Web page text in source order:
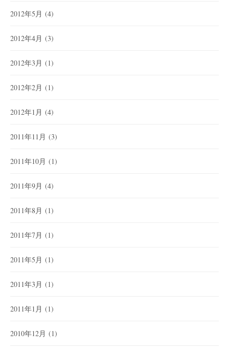
2012年5月 (4)
2012年4月 (3)
2012年3月 (1)
2012年2月 (1)
2012年1月 (4)
2011年11月 (3)
2011年10月 (1)
2011年9月 (4)
2011年8月 (1)
2011年7月 (1)
2011年5月 (1)
2011年3月 (1)
2011年1月 (1)
2010年12月 (1)